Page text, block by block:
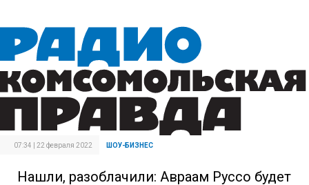
07:34 | 22 февраля 2022 ШОУ-БИЗНЕС
Нашли, разоблачили: Авраам Руссо будет